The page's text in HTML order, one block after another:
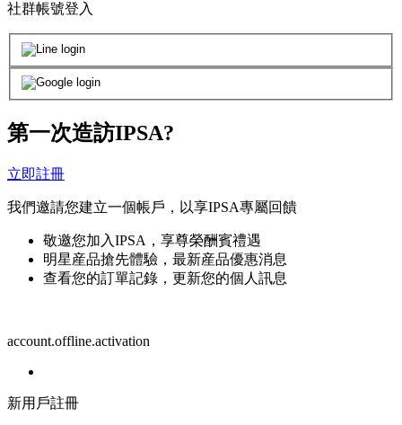
社群帳號登入
第一次造訪IPSA?
立即註冊
我們邀請您建立一個帳戶，以享IPSA專屬回饋
敬邀您加入IPSA，享尊榮酬賓禮遇
明星産品搶先體驗，最新産品優惠消息
查看您的訂單記錄，更新您的個人訊息
account.offline.activation
新用戶註冊